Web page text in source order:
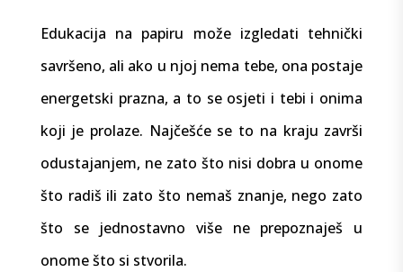
Edukacija na papiru može izgledati tehnički
savršeno, ali ako u njoj nema tebe, ona postaje
energetski prazna, a to se osjeti i tebi i onima
koji je prolaze. Najčešće se to na kraju završi
odustajanjem, ne zato što nisi dobra u onome
što radiš ili zato što nemaš znanje, nego zato
što se jednostavno više ne prepoznaješ u
onome što si stvorila.